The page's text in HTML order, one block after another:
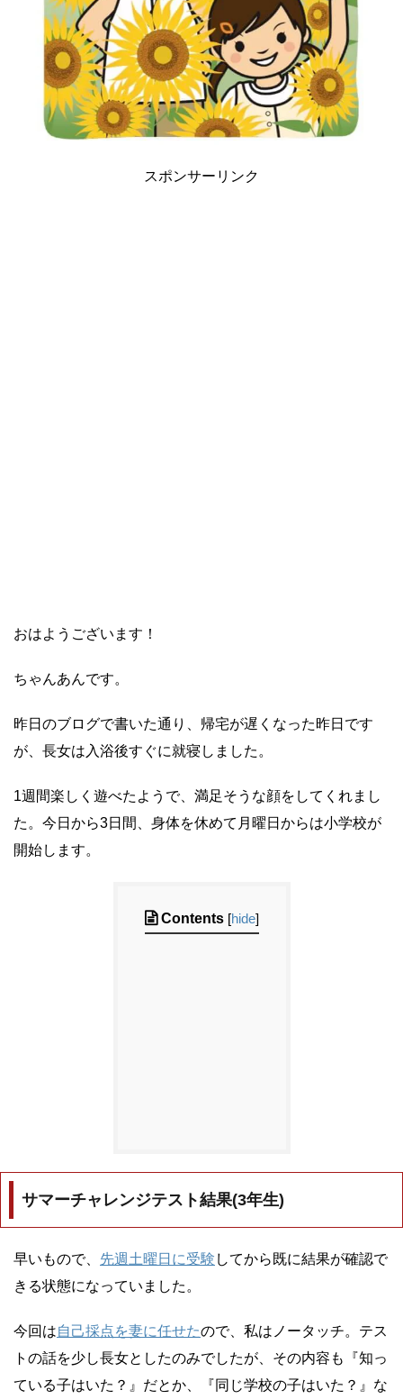
スポンサーリンク
おはようございます！
ちゃんあんです。
昨日のブログで書いた通り、帰宅が遅くなった昨日です
が、長女は入浴後すぐに就寝しました。
1週間楽しく遊べたようで、満足そうな顔をしてくれまし
た。今日から3日間、身体を休めて月曜日からは小学校が
開始します。
Contents [hide]
サマーチャレンジテスト結果(3年生)
早いもので、 先週土曜日に受験 してから既に結果が確認で
きる状態になっていました。
今回は自己採点を妻に任せたので、私はノータッチ。テス
トの話を少し長女としたのみでしたが、その内容も『知っ
ている子はいた？』だとか、『同じ学校の子はいた？』な